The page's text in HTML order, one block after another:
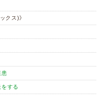
クス)》
する